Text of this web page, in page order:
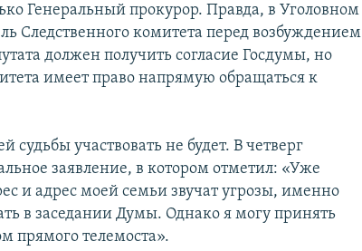
Генеральный прокурор. Правда, в Уголовном
Следственного комитета перед возбуждением
должен получить согласие Госдумы, но
имеет право напрямую обращаться к
судьбы участвовать не будет. В четверг
заявление, в котором отметил: «Уже
и адрес моей семьи звучат угрозы, именно
в заседании Думы. Однако я могу принять
прямого телемоста».